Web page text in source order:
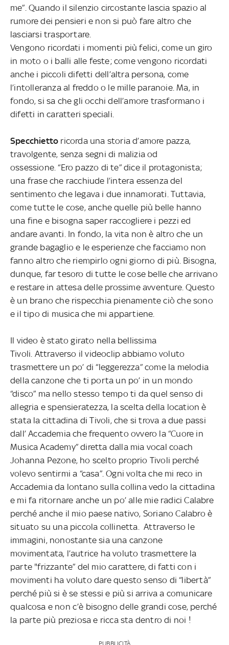
me”. Quando il silenzio circostante lascia spazio al
rumore dei pensieri e non si può fare altro che
lasciarsi trasportare.
Vengono ricordati i momenti più felici, come un giro
in moto o i balli alle feste; come vengono ricordati
anche i piccoli difetti dell’altra persona, come
l’intolleranza al freddo o le mille paranoie. Ma, in
fondo, si sa che gli occhi dell’amore trasformano i
difetti in caratteri speciali.
Specchietto ricorda una storia d’amore pazza,
travolgente, senza segni di malizia od
ossessione. “Ero pazzo di te” dice il protagonista;
una frase che racchiude l’intera essenza del
sentimento che legava i due innamorati. Tuttavia,
come tutte le cose, anche quelle più belle hanno
una fine e bisogna saper raccogliere i pezzi ed
andare avanti. In fondo, la vita non è altro che un
grande bagaglio e le esperienze che facciamo non
fanno altro che riempirlo ogni giorno di più. Bisogna,
dunque, far tesoro di tutte le cose belle che arrivano
e restare in attesa delle prossime avventure. Questo
è un brano che rispecchia pienamente ciò che sono
e il tipo di musica che mi appartiene.
Il video è stato girato nella bellissima
Tivoli. Attraverso il videoclip abbiamo voluto
trasmettere un po’ di “leggerezza” come la melodia
della canzone che ti porta un po’ in un mondo
“disco” ma nello stesso tempo ti da quel senso di
allegria e spensieratezza, la scelta della location è
stata la cittadina di Tivoli, che si trova a due passi
dall’ Accademia che frequento ovvero la “Cuore in
Musica Academy” diretta dalla mia vocal coach
Johanna Pezone, ho scelto proprio Tivoli perché
volevo sentirmi a “casa”. Ogni volta che mi reco in
Accademia da lontano sulla collina vedo la cittadina
e mi fa ritornare anche un po’ alle mie radici Calabre
perché anche il mio paese nativo, Soriano Calabro è
situato su una piccola collinetta. Attraverso le
immagini, nonostante sia una canzone
movimentata, l’autrice ha voluto trasmettere la
parte "frizzante” del mio carattere, di fatti con i
movimenti ha voluto dare questo senso di “libertà”
perché più si è se stessi e più si arriva a comunicare
qualcosa e non c’è bisogno delle grandi cose, perché
la parte più preziosa e ricca sta dentro di noi !
PUBBLICITÀ